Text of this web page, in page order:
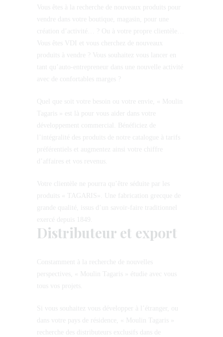
Vous êtes à la recherche de nouveaux produits pour
vendre dans votre boutique, magasin, pour une
création d’activité… ? Ou à votre propre clientèle…
Vous êtes VDI et vous cherchez de nouveaux
produits à vendre ? Vous souhaitez vous lancer en
tant qu’auto-entrepreneur dans une nouvelle activité
avec de confortables marges ?
Quel que soit votre besoin ou votre envie, « Moulin
Tagaris » est là pour vous aider dans votre
développement commercial. Bénéficiez de
l’intégralité des produits de notre catalogue à tarifs
préférentiels et augmentez ainsi votre chiffre
d’affaires et vos revenus.
Votre clientèle ne pourra qu’être séduite par les
produits « TAGARIS». Une fabrication grecque de
grande qualité, issus d’un savoir-faire traditionnel
exercé depuis 1849.
Distributeur et export
Constamment à la recherche de nouvelles
perspectives, « Moulin Tagaris » étudie avec vous
tous vos projets.
Si vous souhaitez vous développer à l’étranger, ou
dans votre pays de résidence, « Moulin Tagaris »
recherche des distributeurs exclusifs dans de